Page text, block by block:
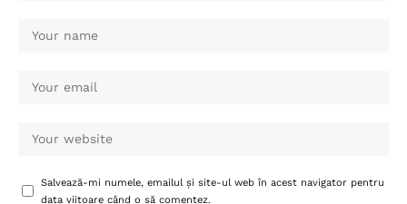
Salvează-mi numele, emailul și site-ul web în acest navigator pentru
data viitoare când o să comentez.